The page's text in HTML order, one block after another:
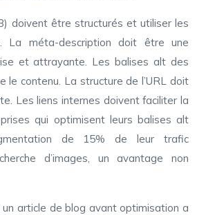
doivent être structurés et utiliser les
La méta-description doit être une
et attrayante. Les balises alt des
le contenu. La structure de l’URL doit
Les liens internes doivent faciliter la
qui optimisent leurs balises alt
de 15% de leur trafic
d’images, un avantage non
un article de blog avant optimisation a